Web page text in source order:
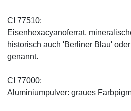
CI 77510:
Eisenhexacyanoferrat,
historisch auch 'Berliner Blau'
genannt.
CI 77000:
Aluminiumpulver: graues